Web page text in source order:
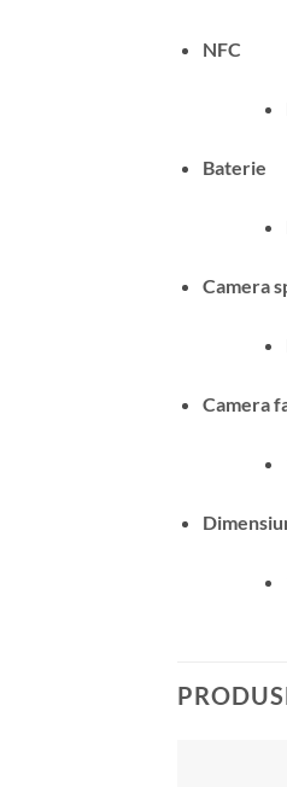
NFC
Baterie
Camera
Camera